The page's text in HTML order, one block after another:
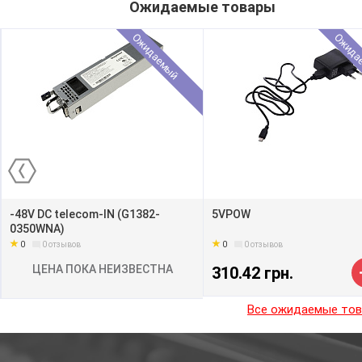
Ожидаемые товары
Ожидаемый
-48V DC telecom-IN (G1382-
0350WNA)
0 0отзывов
ЦЕНА ПОКА НЕИЗВЕСТНА
5VPOW
0 0отзывов
310.42 грн.
Все ожидаемые